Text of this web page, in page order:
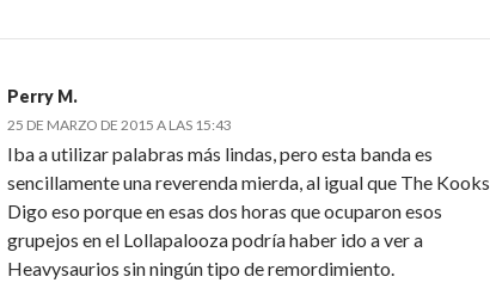
Perry M.
25 DE MARZO DE 2015 A LAS 15:43
Iba a utilizar palabras más lindas, pero esta banda es
sencillamente una reverenda mierda, al igual que The Kooks.
Digo eso porque en esas dos horas que ocuparon esos
grupejos en el Lollapalooza podría haber ido a ver a
Heavysaurios sin ningún tipo de remordimiento.